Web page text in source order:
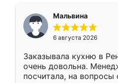
Мальвина
6 августа 2026
Заказывала кухню в
очень довольна.
посчитала, на вопросы